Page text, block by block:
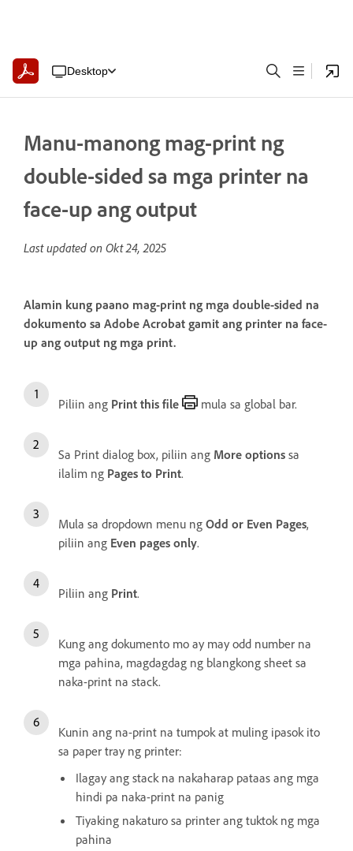
Desktop
Manu-manong mag-print ng
double-sided sa mga printer na
face-up ang output
Last updated on Okt 24, 2025
Alamin kung paano mag-print ng mga double-sided na
dokumento sa Adobe Acrobat gamit ang printer na face-
up ang output ng mga print.
Piliin ang Print this file mula sa global bar.
Sa Print dialog box, piliin ang More options sa
ilalim ng Pages to Print.
Mula sa dropdown menu ng Odd or Even Pages,
piliin ang Even pages only.
Piliin ang Print.
Kung ang dokumento mo ay may odd number na
mga pahina, magdagdag ng blangkong sheet sa
naka-print na stack.
Kunin ang na-print na tumpok at muling ipasok ito
sa paper tray ng printer:
Ilagay ang stack na nakaharap pataas ang mga
hindi pa naka-print na panig
Tiyaking nakaturo sa printer ang tuktok ng mga
pahina